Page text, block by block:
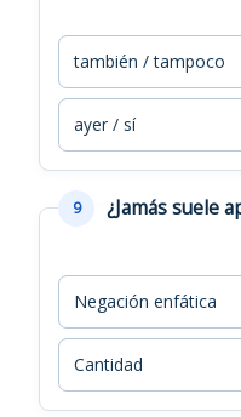
también / tampoco
ayer / sí
9 ¿Jamás suele
Negación enfática
Cantidad